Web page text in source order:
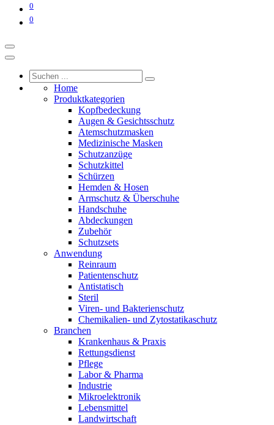
0
0
Home
Produktkategorien
Kopfbedeckung
Augen & Gesichtsschutz
Atemschutzmasken
Medizinische Masken
Schutzanzüge
Schutzkittel
Schürzen
Hemden & Hosen
Armschutz & Überschuhe
Handschuhe
Abdeckungen
Zubehör
Schutzsets
Anwendung
Reinraum
Patientenschutz
Antistatisch
Steril
Viren- und Bakterienschutz
Chemikalien- und Zytostatikaschutz
Branchen
Krankenhaus & Praxis
Rettungsdienst
Pflege
Labor & Pharma
Industrie
Mikroelektronik
Lebensmittel
Landwirtschaft